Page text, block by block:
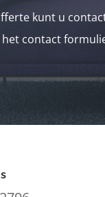
kunt u
contact